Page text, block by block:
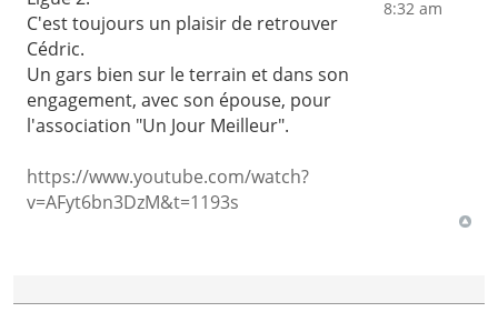
C'est toujours un plaisir de retrouver
Cédric.
Un gars bien sur le terrain et dans son
engagement, avec son épouse, pour
l'association "Un Jour Meilleur".
https://www.youtube.com/watch?
v=AFyt6bn3DzM&t=1193s
8:32 am